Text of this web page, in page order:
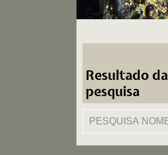
Resultado da
pesquisa